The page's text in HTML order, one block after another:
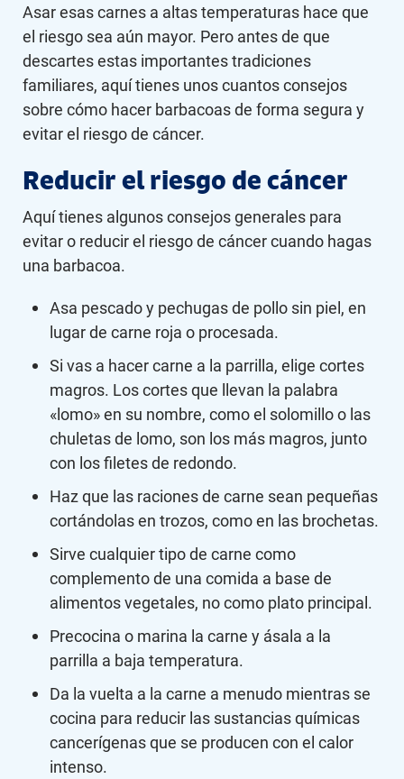
Asar esas carnes a altas temperaturas hace que
el riesgo sea aún mayor. Pero antes de que
descartes estas importantes tradiciones
familiares, aquí tienes unos cuantos consejos
sobre cómo hacer barbacoas de forma segura y
evitar el riesgo de cáncer.
Reducir el riesgo de cáncer
Aquí tienes algunos consejos generales para
evitar o reducir el riesgo de cáncer cuando hagas
una barbacoa.
Asa pescado y pechugas de pollo sin piel, en
lugar de carne roja o procesada.
Si vas a hacer carne a la parrilla, elige cortes
magros. Los cortes que llevan la palabra
«lomo» en su nombre, como el solomillo o las
chuletas de lomo, son los más magros, junto
con los filetes de redondo.
Haz que las raciones de carne sean pequeñas
cortándolas en trozos, como en las brochetas.
Sirve cualquier tipo de carne como
complemento de una comida a base de
alimentos vegetales, no como plato principal.
Precocina o marina la carne y ásala a la
parrilla a baja temperatura.
Da la vuelta a la carne a menudo mientras se
cocina para reducir las sustancias químicas
cancerígenas que se producen con el calor
intenso.